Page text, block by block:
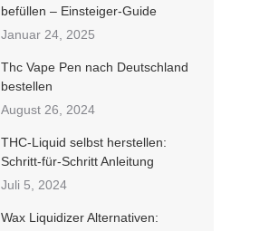
befüllen – Einsteiger-Guide
Januar 24, 2025
Thc Vape Pen nach Deutschland
bestellen
August 26, 2024
THC-Liquid selbst herstellen:
Schritt-für-Schritt Anleitung
Juli 5, 2024
Wax Liquidizer Alternativen: